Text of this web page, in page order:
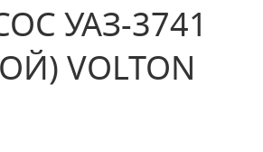
УАЗ-3741
VOLTON